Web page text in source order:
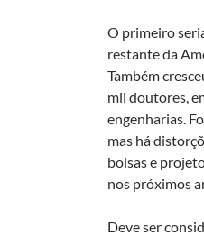
O primeiro
restante da
Também
mil doutores,
engenharias.
mas há
bolsas e
nos próximos
Deve ser